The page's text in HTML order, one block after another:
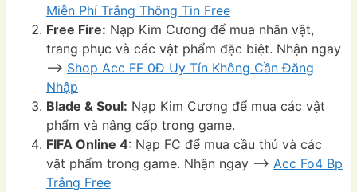
Miễn Phí Trắng Thông Tin Free
Free Fire: Nạp Kim Cương để mua nhân vật,
trang phục và các vật phẩm đặc biệt. Nhận ngay
–> Shop Acc FF 0Đ Uy Tín Không Cần Đăng
Nhập
Blade & Soul: Nạp Kim Cương để mua các vật
phẩm và nâng cấp trong game.
FIFA Online 4: Nạp FC để mua cầu thủ và các
vật phẩm trong game. Nhận ngay –> Acc Fo4 Bp
Trắng Free